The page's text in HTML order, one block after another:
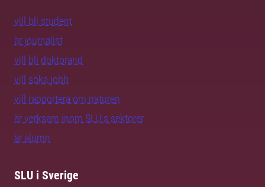
vill bli student
är journalist
vill bli doktorand
vill söka jobb
vill rapportera om naturen
är verksam inom SLU:s sektorer
är alumn
SLU i Sverige